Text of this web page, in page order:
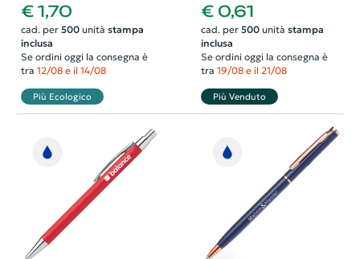
€ 1,70
cad. per 500unità stampa
inclusa
Se ordini oggi la consegna è
tra 12/08 e il 14/08
Più Ecologico
a rotazione e refill blu
€ 0,61
cad. per 500unità stampa
inclusa
Se ordini oggi la consegna è
tra 19/08 e il 21/08
Più Venduto